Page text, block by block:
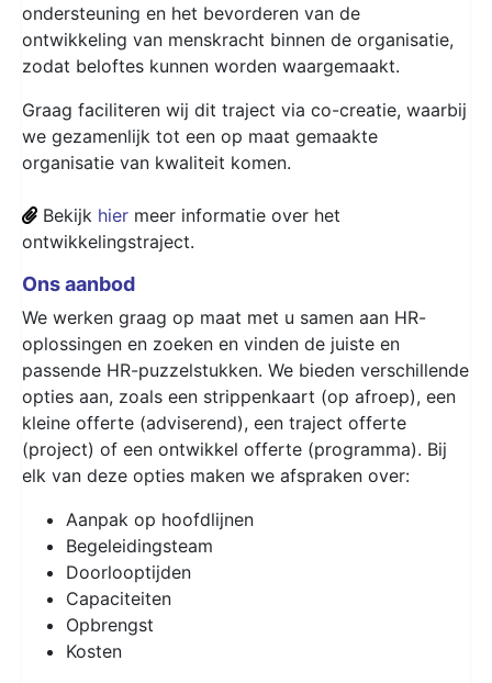
ondersteuning en het bevorderen van de
ontwikkeling van menskracht binnen de organisatie,
zodat beloftes kunnen worden waargemaakt.
Graag faciliteren wij dit traject via co-creatie, waarbij
we gezamenlijk tot een op maat gemaakte
organisatie van kwaliteit komen.
Bekijk hier meer informatie over het
ontwikkelingstraject.
Ons aanbod
We werken graag op maat met u samen aan HR-
oplossingen en zoeken en vinden de juiste en
passende HR-puzzelstukken. We bieden verschillende
opties aan, zoals een strippenkaart (op afroep), een
kleine offerte (adviserend), een traject offerte
(project) of een ontwikkel offerte (programma). Bij
elk van deze opties maken we afspraken over:
Aanpak op hoofdlijnen
Begeleidingsteam
Doorlooptijden
Capaciteiten
Opbrengst
Kosten